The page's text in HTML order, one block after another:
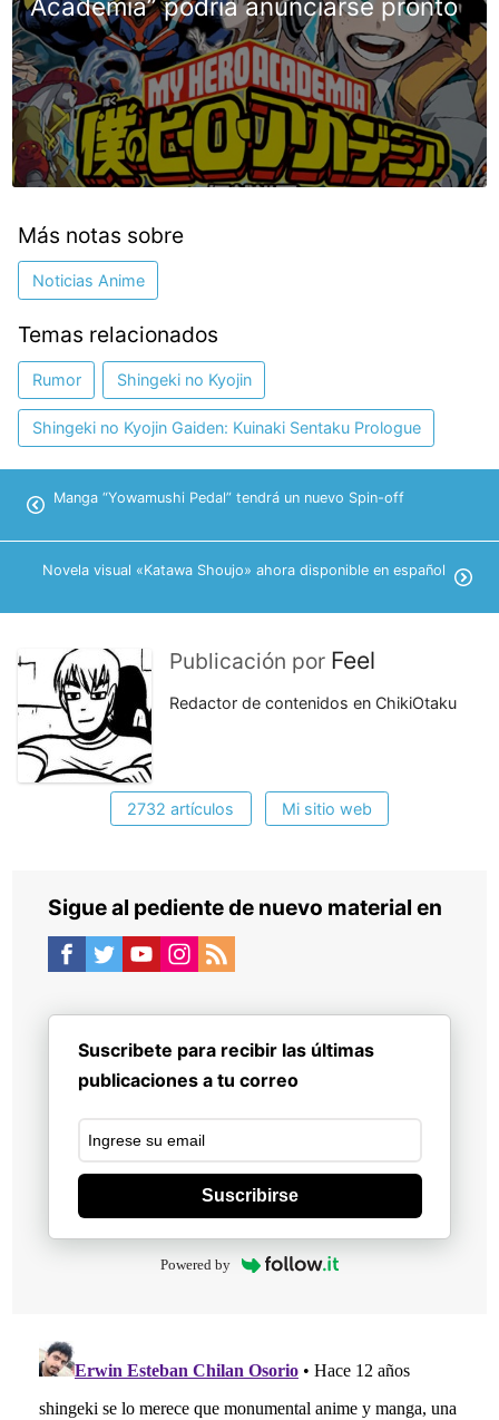
Academia” podría anunciarse pronto
Más notas sobre
Noticias Anime
Temas relacionados
Rumor Shingeki no Kyojin
Shingeki no Kyojin Gaiden: Kuinaki Sentaku Prologue
Manga “Yowamushi Pedal” tendrá un nuevo Spin-off
Novela visual «Katawa Shoujo» ahora disponible en español
Publicación por Feel
Redactor de contenidos en ChikiOtaku
2732 artículos Mi sitio web
Sigue al pediente de nuevo material en
Suscribete para recibir las últimas
publicaciones a tu correo
Suscribirse
Powered by